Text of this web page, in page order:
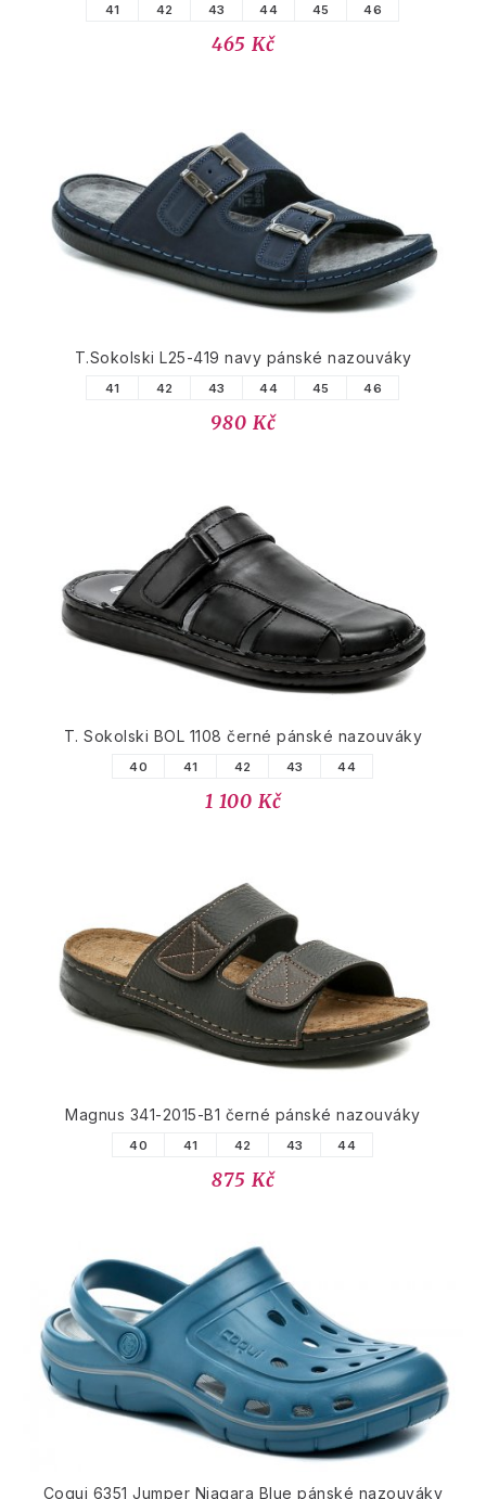
41 42 43 44 45 46
465 Kč
T.Sokolski L25-419 navy pánské nazouváky
41 42 43 44 45 46
980 Kč
T. Sokolski BOL 1108 černé pánské nazouváky
40 41 42 43 44
1 100 Kč
Magnus 341-2015-B1 černé pánské nazouváky
40 41 42 43 44
875 Kč
Coqui 6351 Jumper Niagara Blue pánské nazouváky